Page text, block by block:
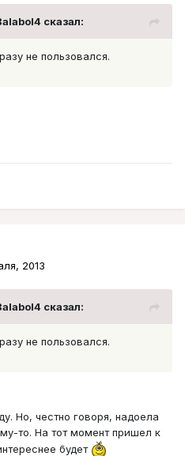
сказал:
не пользовался.
2013
сказал:
не пользовался.
Но, честно говоря, надоела
то. На тот момент пришел к
будет